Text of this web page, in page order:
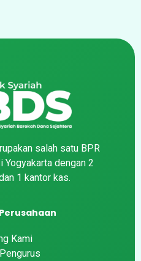
salah satu BPR
Yogyakarta dengan 2
1 kantor kas.
Kami